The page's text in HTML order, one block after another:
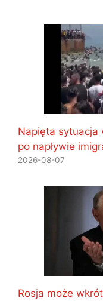
Napięta sytuacja
po napływie
2026-08-07
Rosja może